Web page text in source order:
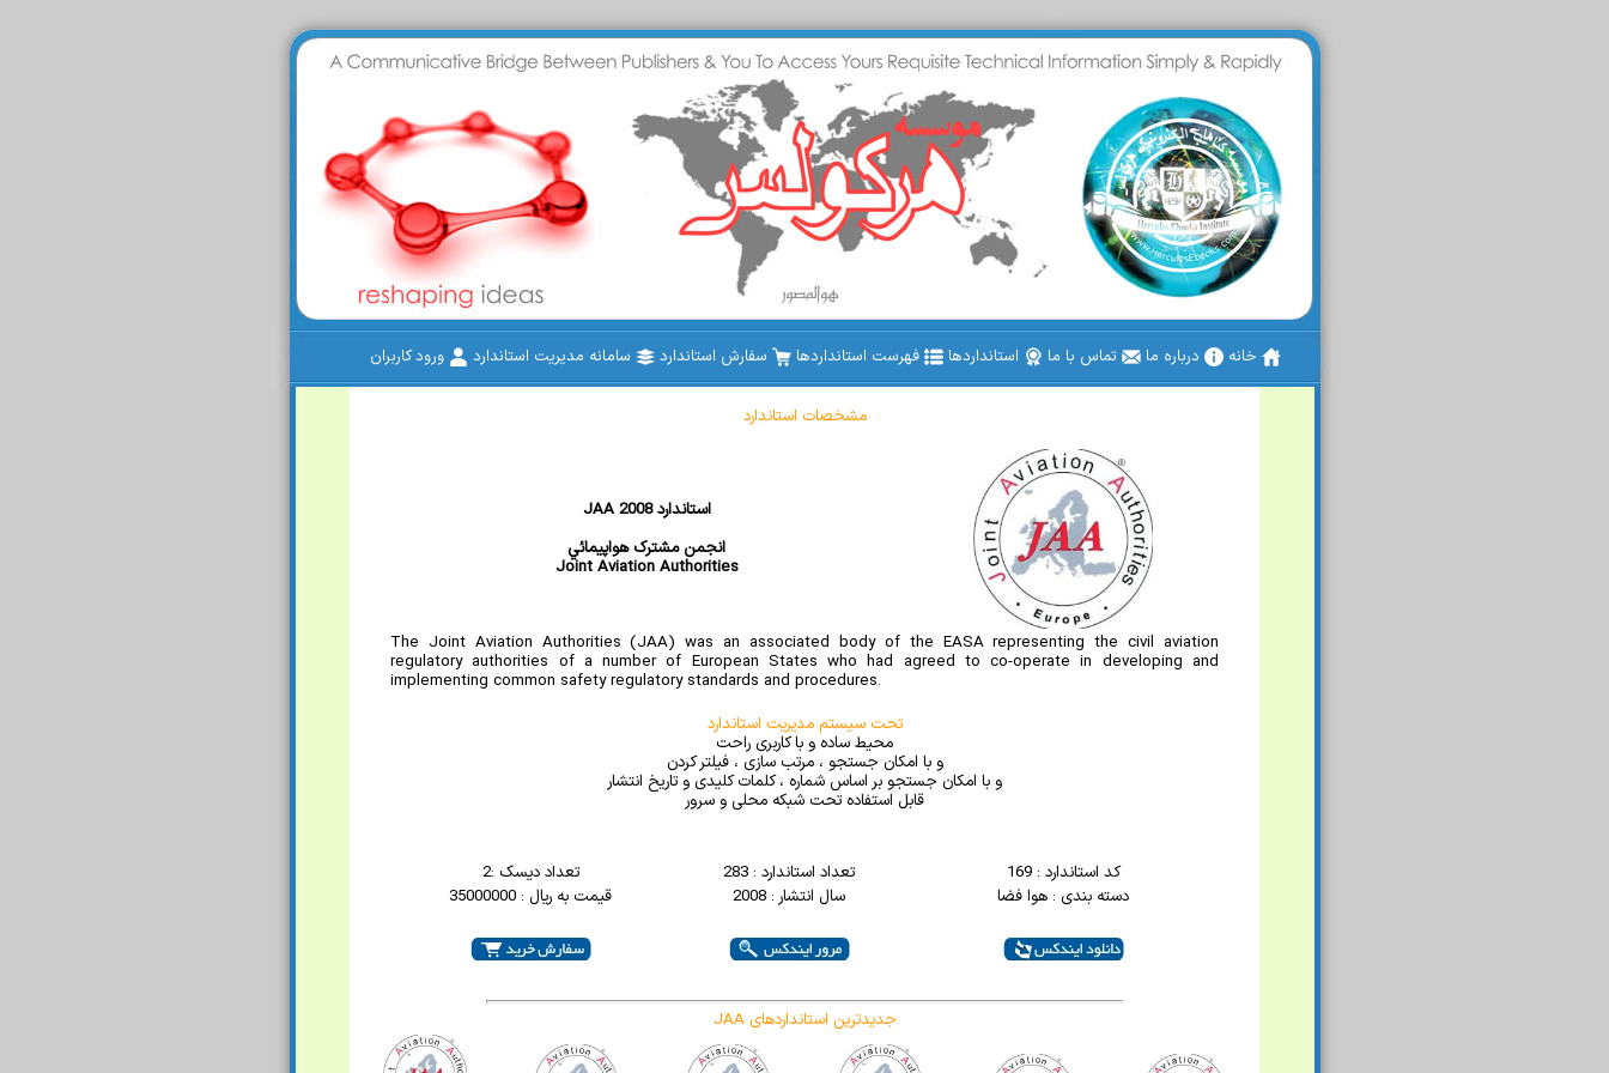
خانه درباره ما تماس با ما استانداردها فهرست استانداردها سفارش استاندارد سامانه مدیریت استاندارد ورود کاربران
مشخصات استاندارد
JAA 2008 استاندارد
انجمن مشترک هواپيمائي
Joint Aviation Authorities
The Joint Aviation Authorities (JAA) was an associated body of the EASA representing the civil aviation
regulatory authorities of a number of European States who had agreed to co-operate in developing and
implementing common safety regulatory standards and procedures.
تحت سیستم مدیریت استاندارد
محیط ساده و با کاربری راحت
و با امکان جستجو ، مرتب سازی ، فیلتر کردن
و با امکان جستجو بر اساس شماره ، کلمات کلیدی و تاریخ انتشار
قابل استفاده تحت شبکه محلی و سرور
تعداد دیسک :2 تعداد استاندارد : 283
کد استاندارد : 169
قیمت به ریال : 35000000
سال انتشار : 2008 دسته بندی : هوا فضا
JAA جدیدترین استانداردهای